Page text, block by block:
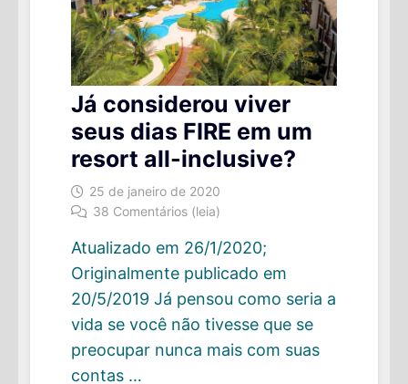
Já considerou viver
seus dias FIRE em um
resort all-inclusive?
25 de janeiro de 2020
38 Comentários (leia)
Atualizado em 26/1/2020;
Originalmente publicado em
20/5/2019 Já pensou como seria a
vida se você não tivesse que se
preocupar nunca mais com suas
contas …